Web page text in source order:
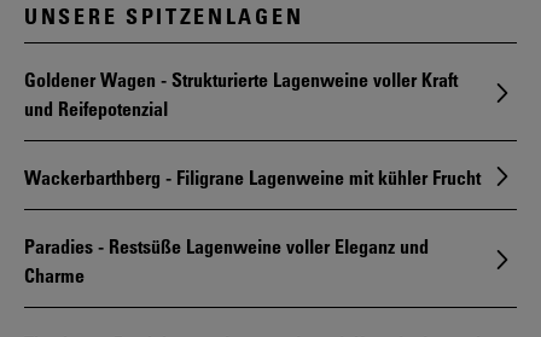
UNSERE SPITZENLAGEN
Goldener Wagen - Strukturierte Lagenweine voller Kraft
und Reifepotenzial
Wackerbarthberg - Filigrane Lagenweine mit kühler Frucht
Paradies - Restsüße Lagenweine voller Eleganz und
Charme